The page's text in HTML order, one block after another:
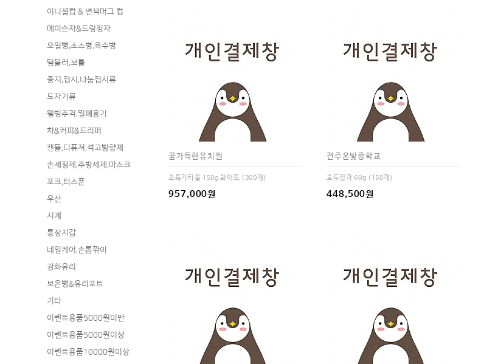
이니셜컵 & 변색머그 컵
메이슨자&드링킹자
오일병,소스병,육수병
텀블러,보틀
종지,접시,나눔접시류
도자기류
웰빙주걱,밀폐용기
차&커피&드리퍼
캔들,디퓨져,석고방향제
손세정제,주방세제,마스크
포크,티스푼
우산
시계
통장지갑
네일케어,손톱깎이
강화유리
보온병&유리포트
기타
이벤트용품5000원미만
이벤트용품5000원이상
이벤트용품10000원이상
꿈가득한유치원
초특가타올 150g 화이트 (300개)
957,000원
전주온빛중학교
호두정과 60g (150개)
448,500원